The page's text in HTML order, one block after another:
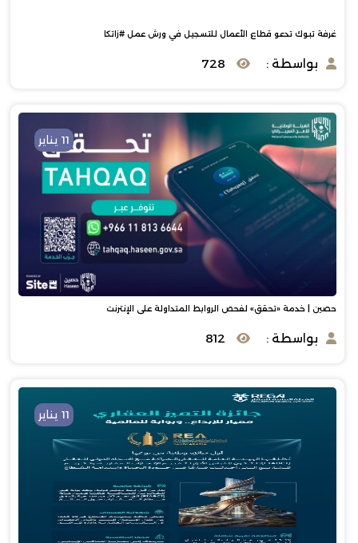
غرفة تبوك تدعو قطاع الأعمال للتسجيل في ورش عمل #زاتكا
بواسطة : 728
11 يناير
حصين | خدمة «تحقق» لفحص الروابط المتداولة على الإنترنت
بواسطة : 812
11 يناير